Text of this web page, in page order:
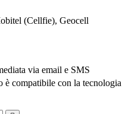
(Cellfie), Geocell
via email e SMS
compatibile con la tecnologia